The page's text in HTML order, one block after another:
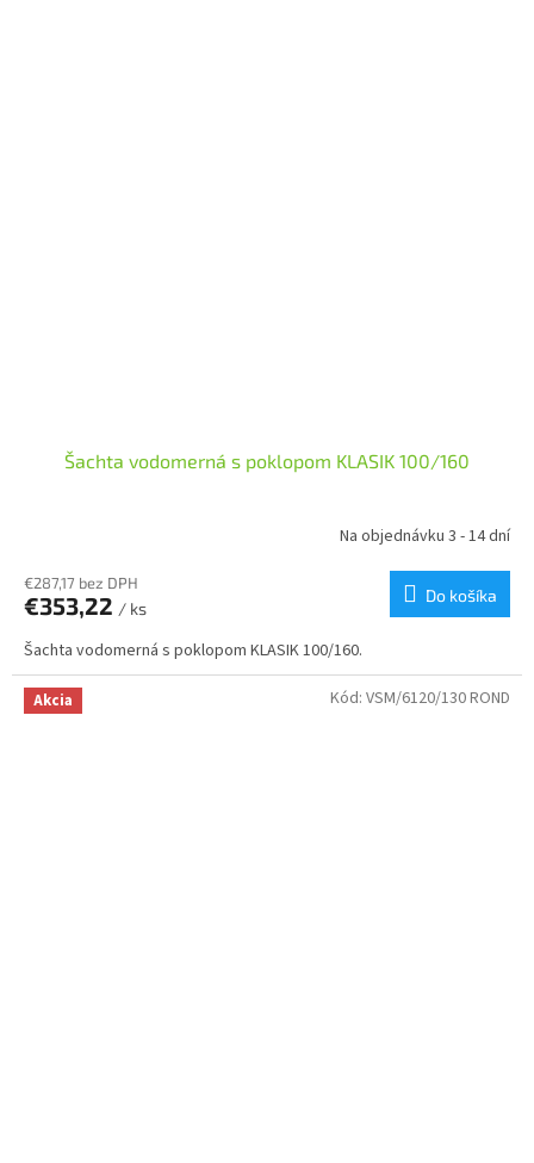
Šachta vodomerná s poklopom KLASIK 100/160
Na objednávku 3 - 14 dní
€287,17 bez DPH
€353,22 / ks
Do košíka
Šachta vodomerná s poklopom KLASIK 100/160.
Akcia Kód: VSM/6120/130 ROND